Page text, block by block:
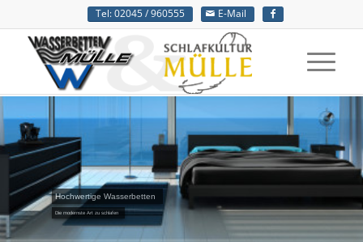
Tel: 02045 / 960555 E-Mail
Hochwertige Wasserbetten
Die modernste Art zu schlafen